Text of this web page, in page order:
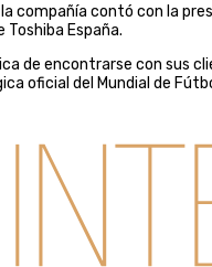
compañía contó con la
Toshiba España.
de encontrarse con sus
oficial del Mundial de